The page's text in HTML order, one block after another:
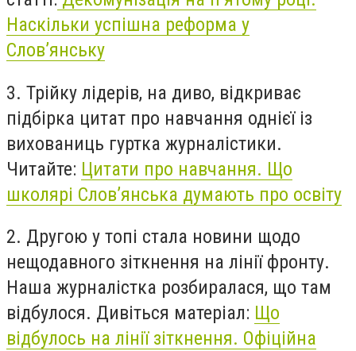
Наскільки успішна реформа у
Слов’янську
3. Трійку лідерів, на диво, відкриває
підбірка цитат про навчання однієї із
вихованиць гуртка журналістики.
Читайте: Цитати про навчання. Що
школярі Слов’янська думають про освіту
2. Другою у топі стала новини щодо
нещодавного зіткнення на лінії фронту.
Наша журналістка розбиралася, що там
відбулося. Дивіться матеріал: Що
відбулось на лінії зіткнення. Офіційна